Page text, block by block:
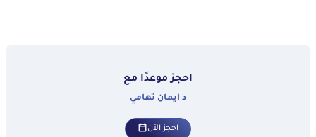
احجز موعدًا مع
د ايمان تهامي
احجز الآن